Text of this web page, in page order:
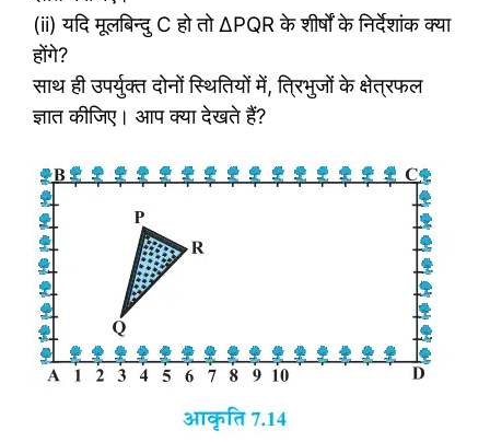
(ii) यदि मूलबिन्दु C हो तो ∆PQR के शीर्षों के निर्देशांक क्या
होंगे?
साथ ही उपर्युक्त दोनों स्थितियों में, त्रिभुजों के क्षेत्रफल
ज्ञात कीजिए। आप क्या देखते हैं?